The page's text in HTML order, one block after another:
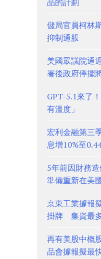
儲局官員柯林
抑制通脹
美國眾議院通
署後政府停擺
GPT-5.1來了
有溫度」
宏利金融第三
息增10%至
5年前因財務
準備重新在美
京東工業據報
掛牌 集資最
再有美股中概
品會據報擬最